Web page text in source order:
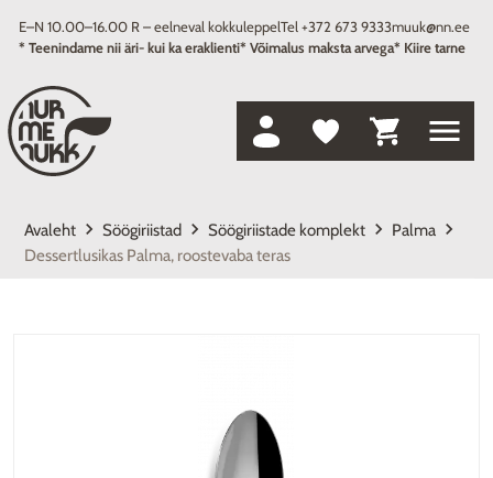
E–N 10.00–16.00 R – eelneval kokkuleppelTel +372 673 9333muuk@nn.ee
* Teenindame nii äri- kui ka eraklienti* Võimalus maksta arvega* Kiire tarne
menu
Avaleht keyboard_arrow_right Söögiriistad keyboard_arrow_right Söögiriistade komplekt keyboard_arrow_right Palma keyboard_arrow_right
Dessertlusikas Palma, roostevaba teras